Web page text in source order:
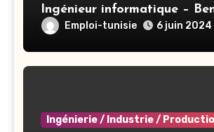
Ingénieur informatique –
Emploi-tunisie 6 juin 2024
Ingénierie / Industrie /